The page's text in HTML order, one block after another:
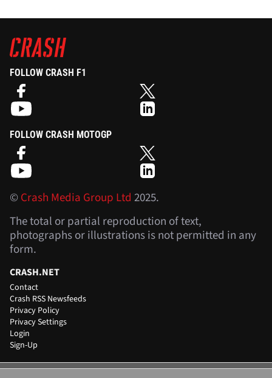
FOLLOW CRASH F1
FOLLOW CRASH MOTOGP
©Crash Media Group Ltd 2025.
The total or partial reproduction of text,
photographs or illustrations is not permitted in any
form.
CRASH.NET
Contact
Crash RSS Newsfeeds
Privacy Policy
Privacy Settings
Login
Sign-Up